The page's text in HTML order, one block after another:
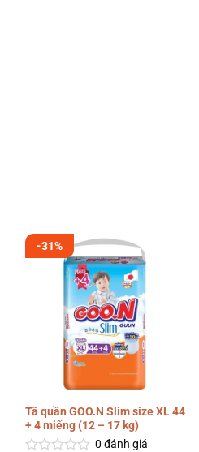
-31%
Tã quần GOO.N Slim size XL 44
+ 4 miếng (12 – 17 kg)
0 đánh giá